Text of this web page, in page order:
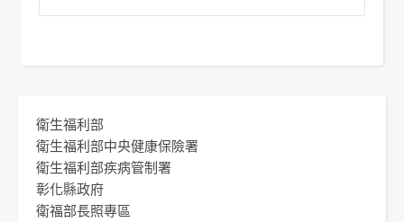
衛生福利部
衛生福利部中央健康保險署
衛生福利部疾病管制署
彰化縣政府
衛福部長照專區